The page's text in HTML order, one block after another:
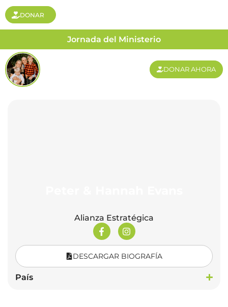
DONAR
Jornada del Ministerio
DONAR AHORA
Alianza Estratégica
DESCARGAR BIOGRAFÍA
País